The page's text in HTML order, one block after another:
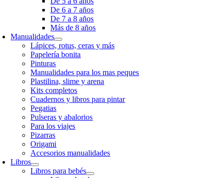
De 6 a 7 años
De 7 a 8 años
Más de 8 años
Manualidades
Lápices, rotus, ceras y más
Papelería bonita
Pinturas
Manualidades para los mas peques
Plastilina, slime y arena
Kits completos
Cuadernos y libros para pintar
Pegatias
Pulseras y abalorios
Para los viajes
Pizarras
Origami
Accesorios manualidades
Libros
Libros para bebés